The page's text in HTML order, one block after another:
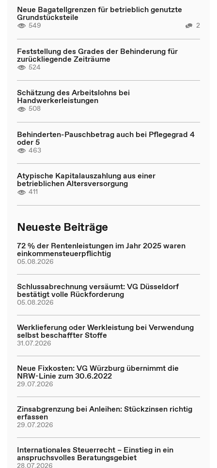
Neue Bagatellgrenzen für betrieblich genutzte
Grundstücksteile
549 2
Feststellung des Grades der Behinderung für
zurückliegende Zeiträume
524
Schätzung des Arbeitslohns bei
Handwerkerleistungen
508
Behinderten-Pauschbetrag auch bei Pflegegrad 4
oder 5
463
Atypische Kapitalauszahlung aus einer
betrieblichen Altersversorgung
411
Neueste Beiträge
72 % der Rentenleistungen im Jahr 2025 waren
einkommensteuerpflichtig
05.08.2026
Schlussabrechnung versäumt: VG Düsseldorf
bestätigt volle Rückforderung
05.08.2026
Werklieferung oder Werkleistung bei Verwendung
selbst beschaffter Stoffe
31.07.2026
Neue Fixkosten: VG Würzburg übernimmt die
NRW-Linie zum 30.6.2022
29.07.2026
Zinsabgrenzung bei Anleihen: Stückzinsen richtig
erfassen
29.07.2026
Internationales Steuerrecht – Einstieg in ein
anspruchsvolles Beratungsgebiet
28.07.2026